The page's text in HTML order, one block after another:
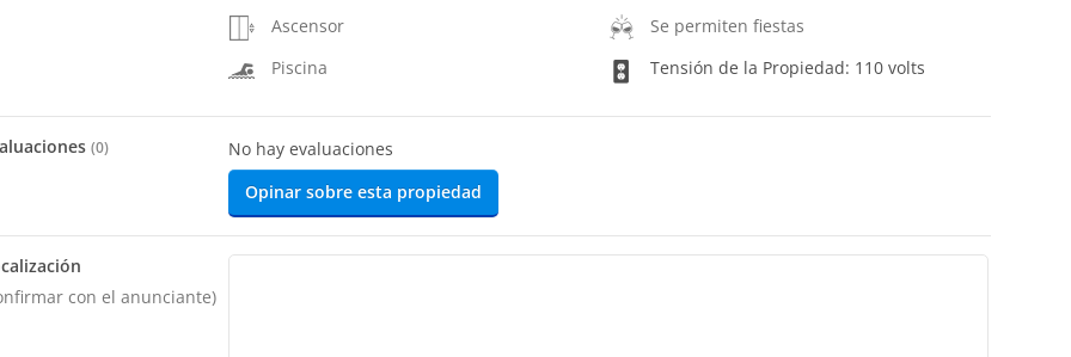
Ascensor
Se permiten fiestas
Piscina
Tensión de la Propiedad: 110 volts
(0)
No hay evaluaciones
Opinar sobre esta propiedad
con el anunciante)